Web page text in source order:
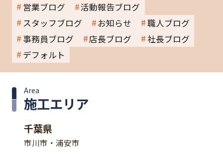
営業ブログ
活動報告ブログ
スタッフブログ
お知らせ
職人ブログ
事務員ブログ
店長ブログ
社長ブログ
デフォルト
施工エリア
Area
千葉県
市川市・浦安市